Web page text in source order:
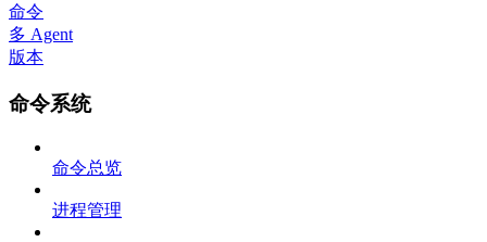
命令
多 Agent
版本
命令系统
命令总览
进程管理